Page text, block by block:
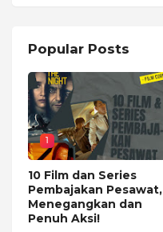
Popular Posts
1
10 Film dan Series
Pembajakan Pesawat,
Menegangkan dan
Penuh Aksi!